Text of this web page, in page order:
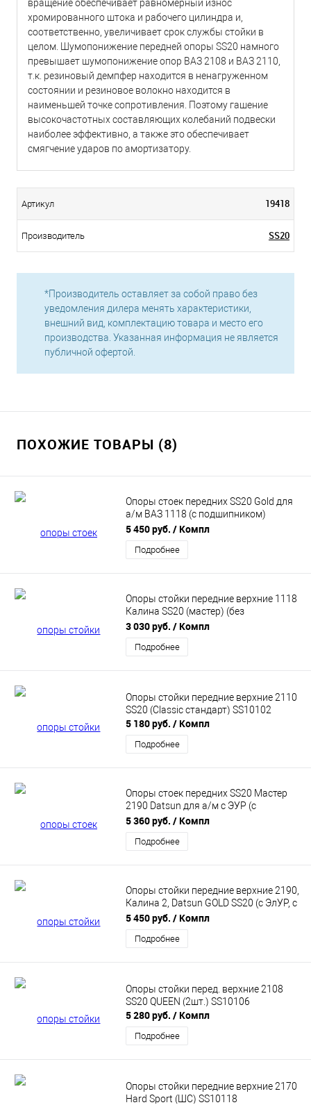
вращение обеспечивает равномерный износ
хромированного штока и рабочего цилиндра и,
соответственно, увеличивает срок службы стойки в
целом. Шумопонижение передней опоры SS20 намного
превышает шумопонижение опор ВАЗ 2108 и ВАЗ 2110,
т.к. резиновый демпфер находится в ненагруженном
состоянии и резиновое волокно находится в
наименьшей точке сопротивления. Поэтому гашение
высокочастотных составляющих колебаний подвески
наиболее эффективно, а также это обеспечивает
смягчение ударов по амортизатору.
Артикул 19418
Производитель SS20
*Производитель оставляет за собой право без
уведомления дилера менять характеристики,
внешний вид, комплектацию товара и место его
производства. Указанная информация не является
публичной офертой.
ПОХОЖИЕ ТОВАРЫ (8)
Опоры стоек передних SS20 Gold для
а/м ВАЗ 1118 (с подшипником)
SS10115
5 450 руб. / Компл
Подробнее
Опоры стойки передние верхние 1118
Калина SS20 (мастер) (без
подшипника) SS10108
3 030 руб. / Компл
Подробнее
Опоры стойки передние верхние 2110
SS20 (Classic стандарт) SS10102
5 180 руб. / Компл
Подробнее
Опоры стоек передних SS20 Мастер
2190 Datsun для а/м с ЭУР (с
подшипником SS20) SS10123
5 360 руб. / Компл
Подробнее
Опоры стойки передние верхние 2190,
Калина 2, Datsun GOLD SS20 (c ЭлУР, с
подшипником) SS10121
5 450 руб. / Компл
Подробнее
Опоры стойки перед. верхние 2108
SS20 QUEEN (2шт.) SS10106
5 280 руб. / Компл
Подробнее
Опоры стойки передние верхние 2170
Hard Sport (ШС) SS10118